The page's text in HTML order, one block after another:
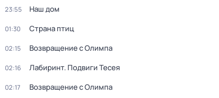
23:55 Наш дом
01:30 Страна птиц
02:15 Возвращение с Олимпа
02:16 Лабиринт. Подвиги Тесея
02:17 Возвращение с Олимпа